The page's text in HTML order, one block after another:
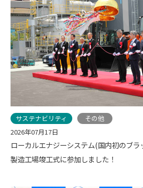
サステナビリティ
その他
2026年07月17日
ローカルエナジーシステム(国内初のブラ
製造工場竣工式に参加しました！